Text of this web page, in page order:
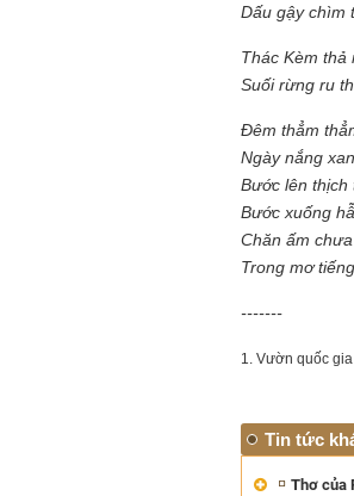
Dấu gậy chìm
Thác Kèm thả
Suối rừng ru
Đêm thẳm
Ngày nắng
Bước lên thịch
Bước xuống
Chăn ấm
Trong mơ
-------
1. Vườn quốc
Tin tức
Thơ của